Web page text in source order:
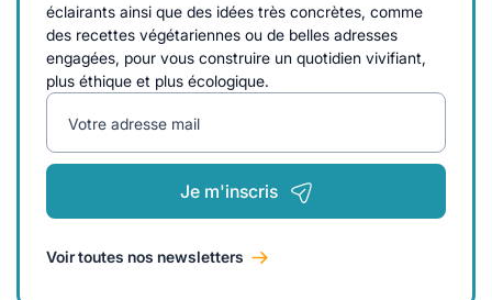
éclairants ainsi que des idées très concrètes, comme
des recettes végétariennes ou de belles adresses
engagées, pour vous construire un quotidien vivifiant,
plus éthique et plus écologique.
Votre adresse mail
Je m'inscris
Voir toutes nos newsletters